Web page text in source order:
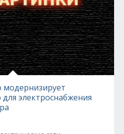
модернизирует
электроснабжения